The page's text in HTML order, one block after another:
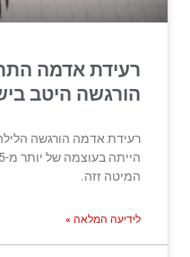
רעידת אדמה
הורגשה היטב
המיטה זזה.
לידיעה המלאה »